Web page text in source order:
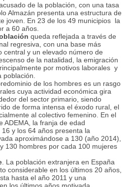
de la población, con una tasa
Almazán presenta una estructura de
joven. En 23 de los 49 municipios la
a 60 años.
queda reflejada a través de
regresiva, con una base más
central y un elevado número de
de la natalidad, la emigración
por motivos laborales y
de los hombres es un rasgo
cuya actividad económica gira
del sector primario, siendo
de forma intensa el éxodo rural, el
al colectivo femenino. En el
ADEMA, la franja de edad
y los 64 años presenta la
aproximándose a 130 (año 2014),
130 hombres por cada 100 mujeres
. La población extranjera en España
considerable en los últimos 20 años,
hasta el año 2011 y una